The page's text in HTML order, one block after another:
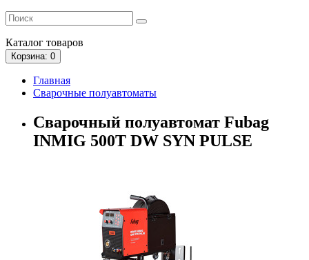
Каталог товаров
Корзина: 0
Главная
Сварочные полуавтоматы
Сварочный полуавтомат Fubag
INMIG 500T DW SYN PULSE